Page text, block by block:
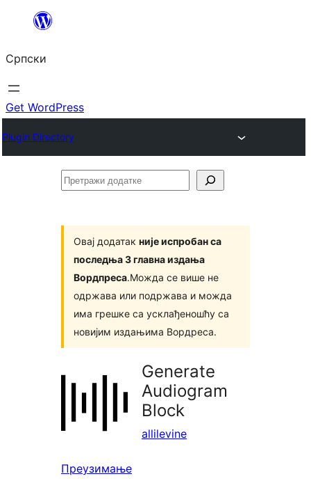
Скочи
садржај
Српски
Get WordPress
Plugin Directory
Претражи
Овај додатак није испробан са
последња 3 главна издања
Вордпреса.Можда се више не
одржава или подржава и можда
има грешке са усклађеношћу са
новијим издањима Вордреса.
Generate
Audiogram
Block
allilevine
Преузимање